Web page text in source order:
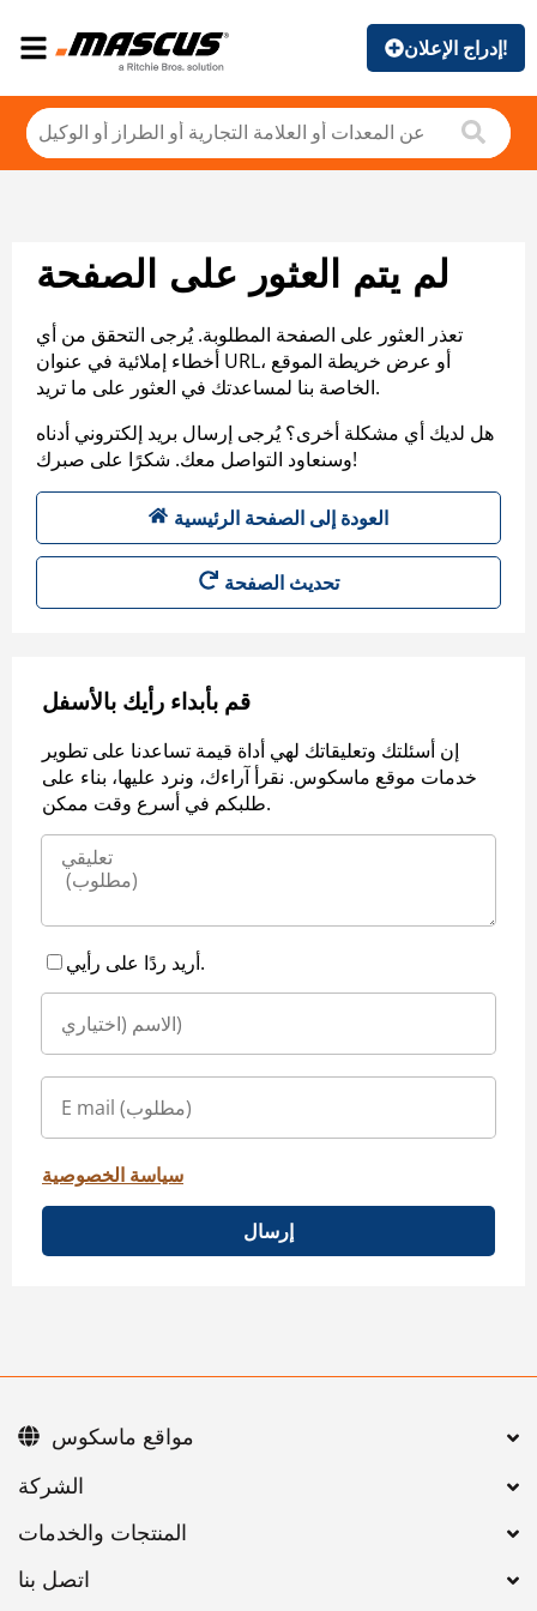
إدراج الإعلان!
لم يتم العثور على الصفحة
تعذر العثور على الصفحة المطلوبة. يُرجى التحقق من أي
أخطاء إملائية في عنوان URL، أو عرض خريطة الموقع
الخاصة بنا لمساعدتك في العثور على ما تريد.
هل لديك أي مشكلة أخرى؟ يُرجى إرسال بريد إلكتروني أدناه
وسنعاود التواصل معك. شكرًا على صبرك!
العودة إلى الصفحة الرئيسية
تحديث الصفحة
قم بأبداء رأيك بالأسفل
إن أسئلتك وتعليقاتك لهي أداة قيمة تساعدنا على تطوير
خدمات موقع ماسكوس. نقرأ آراءك، ونرد عليها، بناء على
طلبكم في أسرع وقت ممكن.
أريد ردًا على رأيي.
سياسة الخصوصية
إرسال
اتصل بنا
مواقع ماسكوس